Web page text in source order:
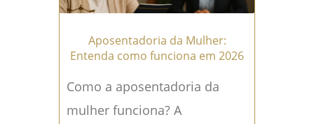
Aposentadoria da Mulher:
Entenda como funciona em 2026
Como a aposentadoria da
mulher funciona? A